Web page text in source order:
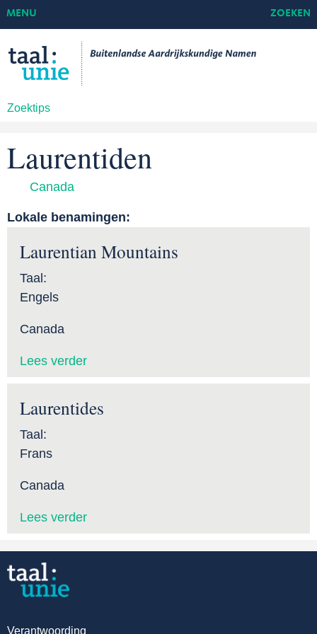
Zoektips
MENU ZOEKEN
Laurentiden
Canada
Lokale benamingen:
Laurentian Mountains
Taal:
Engels
Canada
Lees verder
Laurentides
Taal:
Frans
Canada
Lees verder
Verantwoording